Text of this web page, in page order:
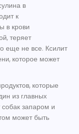
в
к
в крови
теряет
еще не все. Ксилит
которое может
которые
из главных
собак запаром и
может быть